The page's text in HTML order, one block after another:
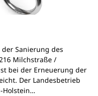
Sanierung des
Milchstraße /
bei der Erneuerung der
Der Landesbetrieb
Holstein…